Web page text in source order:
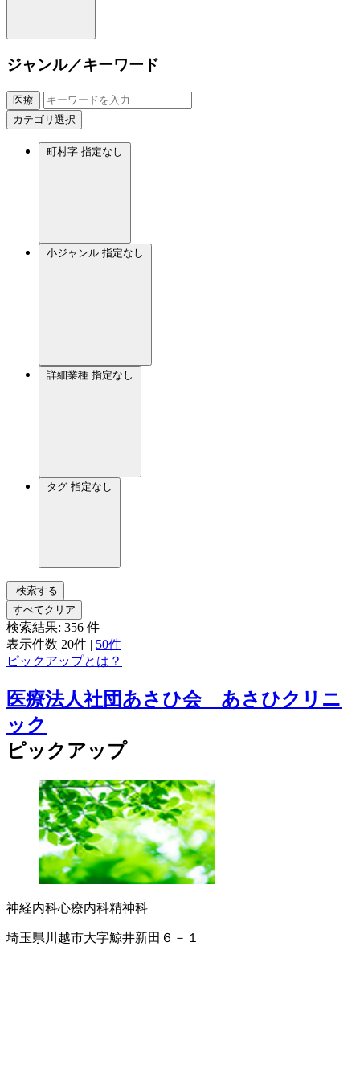
ジャンル／キーワード
医療
カテゴリ選択
町村字 指定なし
小ジャンル 指定なし
詳細業種 指定なし
タグ 指定なし
検索する
すべてクリア
検索結果: 356 件
表示件数 20件 | 50件
ピックアップとは？
医療法人社団あさひ会 あさひクリニ
ック
ピックアップ
神経内科心療内科精神科
埼玉県川越市大字鯨井新田６－１